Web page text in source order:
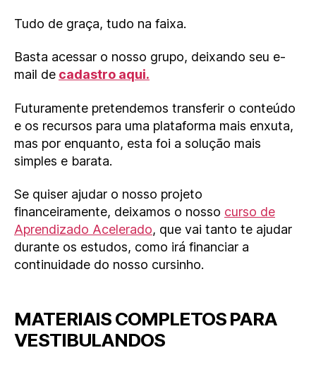
Tudo de graça, tudo na faixa.
Basta acessar o nosso grupo, deixando seu e-
mail de cadastro aqui.
Futuramente pretendemos transferir o conteúdo
e os recursos para uma plataforma mais enxuta,
mas por enquanto, esta foi a solução mais
simples e barata.
Se quiser ajudar o nosso projeto
financeiramente, deixamos o nosso curso de
Aprendizado Acelerado, que vai tanto te ajudar
durante os estudos, como irá financiar a
continuidade do nosso cursinho.
MATERIAIS COMPLETOS PARA
VESTIBULANDOS